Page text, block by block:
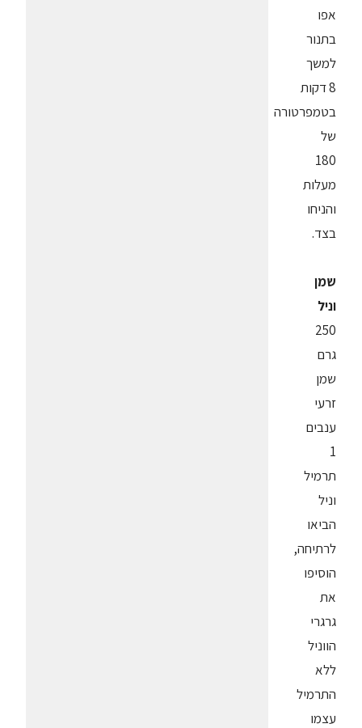
אפו
בתנור
למשך
8 דקות
בטמפרטורה
של
180
מעלות
והניחו
בצד.
שמן
וניל
250
גרם
שמן
זרעי
ענבים
1
תרמיל
וניל
הביאו
לרתיחה,
הוסיפו
את
גרגרי
הווניל
ללא
התרמיל
עצמו